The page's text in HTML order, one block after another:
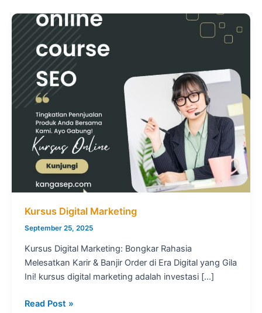
Kursus Digital Marketing
September 25, 2025
Kursus Digital Marketing: Bongkar Rahasia
Melesatkan Karir & Banjir Order di Era Digital yang Gila
Ini! kursus digital marketing adalah investasi […]
Kursus
Read Post »